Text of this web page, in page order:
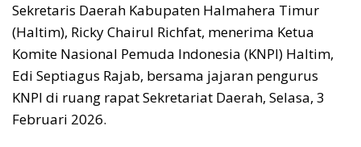
Sekretaris Daerah Kabupaten Halmahera Timur
(Haltim), Ricky Chairul Richfat, menerima Ketua
Komite Nasional Pemuda Indonesia (KNPI) Haltim,
Edi Septiagus Rajab, bersama jajaran pengurus
KNPI di ruang rapat Sekretariat Daerah, Selasa, 3
Februari 2026.